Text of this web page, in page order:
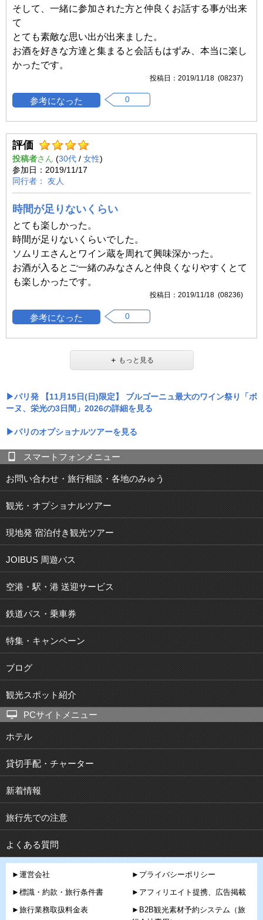
そして、一緒に参加された方と仲良くお話する事が出来
て
とても素敵な思い出が出来ました。
お酒を好きな方達と集まると会話もはずみ、本当に楽し
かったです。
2019/11/18 (08237)
0
評価
投稿者 (30代 / 女性)
2019/11/17
友人
時間が足りないくらい
とても楽しかった。
時間が足りないくらいでした。
ソムリエさんとワイン蔵を周れて興味深かった。
お酒が入るとご一緒のみなさんと仲良くなりやすくとて
も楽しかったです。
2019/11/18 (08236)
0
＋ もっと見る
パリ発 【11月15日(日)限定】 ブルゴーニュ最大のワイン祭り「ボ
ーヌ、栄光の3日間」2026の詳細を見る
パリのオプショナルツアーを見る
スマートフォンメニュー
お問い合わせ・旅行相談・各地のみゅう
観光・オプショナルツアー
現地発 宿泊付き観光ツアー
JOIBUS 周遊バス
空港・駅・港 送迎サービス
鉄道パス・乗車券
特集・キャンペーン
ブログ
観光スポット紹介
PCサイトメニュー
ホテル
貸切手配・チャーター
新着情報
旅行先での注意
よくある質問
►運営会社
►標識・約款・旅行条件書
►旅行業務取扱料金表
►プライバシーポリシー
►アフィリエイト提携、広告掲載
►B2B観光素材予約システム（旅